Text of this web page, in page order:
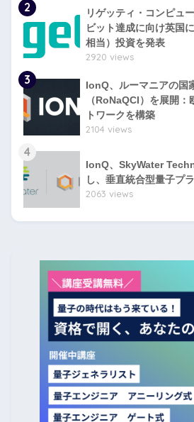
2
リゲッティ・コンピュ
ビット達成に向け英国
相当）投資を発表
2920 views
3
IonQ、ルーマニアの国
（RoNaQCI）を展開
トワークを構築
2104 views
4
IonQ、SkyWater
し、垂直統合型量子プ
2063 views